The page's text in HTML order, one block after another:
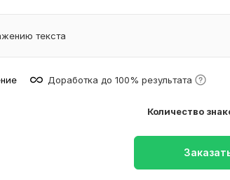
текста
Доработка до 100% результата
Количество